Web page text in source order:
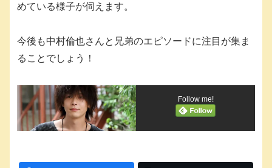
めている様子が伺えます。
今後も中村倫也さんと兄弟のエピソードに注目が集ま
ることでしょう！
Follow me!